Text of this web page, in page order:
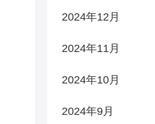
2024年12月
2024年11月
2024年10月
2024年9月